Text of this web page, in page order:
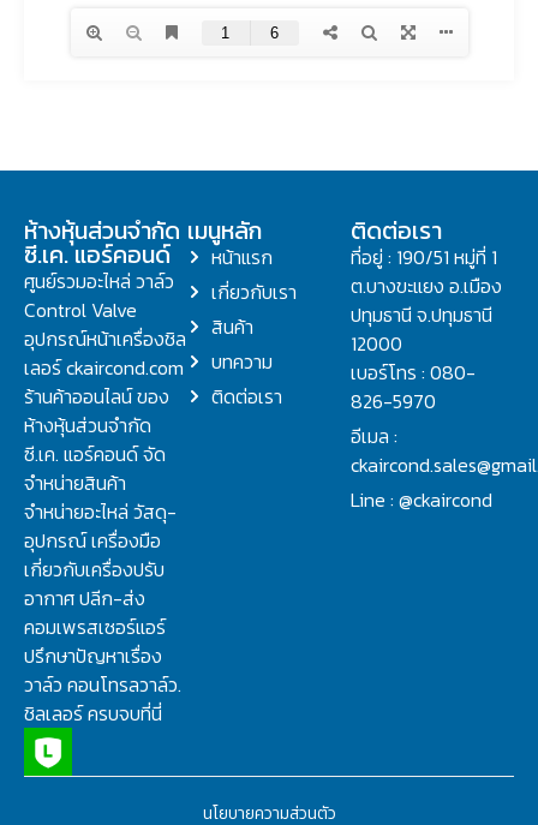
ห้างหุ้นส่วนจำกัด
ซี.เค. แอร์คอนด์
ศูนย์รวมอะไหล่ วาล์ว
Control Valve
อุปกรณ์หน้าเครื่องชิล
เลอร์ ckaircond.com
ร้านค้าออนไลน์ ของ
ห้างหุ้นส่วนจำกัด
ซี.เค. แอร์คอนด์ จัด
จำหน่ายสินค้า
จำหน่ายอะไหล่ วัสดุ-
อุปกรณ์ เครื่องมือ
เกี่ยวกับเครื่องปรับ
อากาศ ปลีก-ส่ง
คอมเพรสเซอร์แอร์
ปรึกษาปัญหาเรื่อง
วาล์ว คอนโทรลวาล์ว.
ชิลเลอร์ ครบจบที่นี่
เมนูหลัก
หน้าแรก
เกี่ยวกับเรา
สินค้า
บทความ
ติดต่อเรา
ติดต่อเรา
ที่อยู่ : 190/51 หมู่ที่ 1
ต.บางขะแยง อ.เมือง
ปทุมธานี จ.ปทุมธานี
12000
เบอร์โทร : 080-
826-5970
อีเมล :
Line : @ckaircond
นโยบายความส่วนตัว